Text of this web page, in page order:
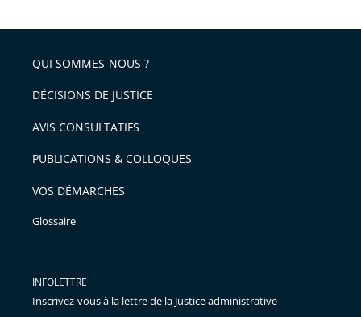
arriver
après
l'article
pour
avant
QUI SOMMES-NOUS ?
DÉCISIONS DE JUSTICE
AVIS CONSULTATIFS
PUBLICATIONS & COLLOQUES
VOS DÉMARCHES
Glossaire
INFOLETTRE
Inscrivez-vous à la lettre de la Justice administrative